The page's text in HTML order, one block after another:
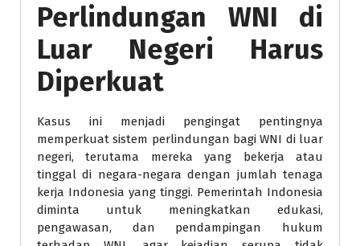
Perlindungan WNI di
Luar Negeri Harus
Diperkuat
Kasus ini menjadi pengingat pentingnya
memperkuat sistem perlindungan bagi WNI di luar
negeri, terutama mereka yang bekerja atau
tinggal di negara-negara dengan jumlah tenaga
kerja Indonesia yang tinggi. Pemerintah Indonesia
diminta untuk meningkatkan edukasi,
pengawasan, dan pendampingan hukum